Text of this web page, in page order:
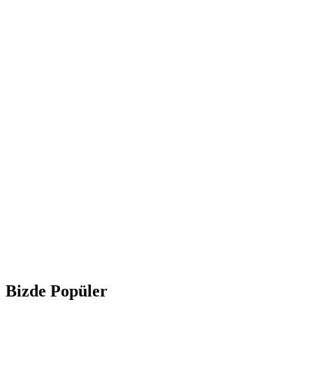
Bizde Popüler